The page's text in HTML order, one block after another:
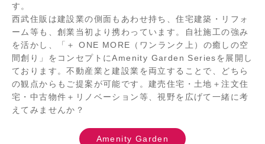
す。
西武住販は建設業の側面もあわせ持ち、住宅建築・リフォ
ーム等も、創業当初より携わっています。自社施工の強み
を活かし、「＋ ONE MORE（ワンランク上）の癒しの空
間創り」をコンセプトにAmenity Garden Seriesを展開し
ております。不動産業と建設業を両立することで、どちら
の観点からもご提案が可能です。建売住宅・土地＋注文住
宅・中古物件＋リノベーション等、視野を広げて一緒に考
えてみませんか？
Amenity Garden